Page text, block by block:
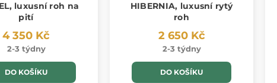
luxusní roh na
pití
4 350 Kč
2-3 týdny
DO KOŠÍKU
HIBERNIA, luxusní rytý
roh
2 650 Kč
2-3 týdny
DO KOŠÍKU